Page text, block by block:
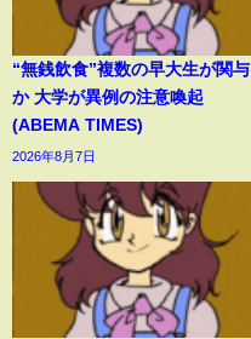
“無銭飲食”複数の早大生が関与
か 大学が異例の注意喚起
(ABEMA TIMES)
2026年8月7日